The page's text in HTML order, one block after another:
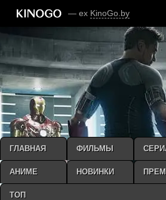
— ex KinoGo.by
ГЛАВНАЯ ФИЛЬМЫ
АНИМЕ НОВИНКИ
ТОП